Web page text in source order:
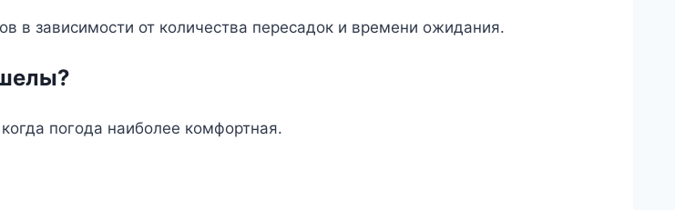
в зависимости от количества пересадок и времени ожидания.
погода наиболее комфортная.